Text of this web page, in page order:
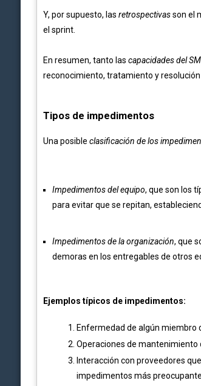
Y, por supuesto, las retrospectivasson el
el sprint.
En resumen, tanto las capacidades del
reconocimiento, tratamiento y
Tipos de impedimentos
Una posible clasificación de los
Impedimentos del equipo, que son los
para evitar que se repitan,
Impedimentos de la organización, que
demoras en los entregables de otros
Ejemplos típicos de impedimentos:
Enfermedad de algún miembro
Operaciones de
Interacción con proveedores
impedimentos más